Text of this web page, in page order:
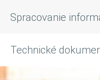
Spracovanie
Technické